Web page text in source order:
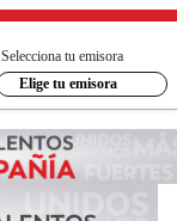
Selecciona tu emisora
Elige tu emisora